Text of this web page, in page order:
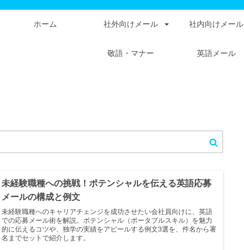
ホーム 社外向けメール 社内向けメール
敬語・マナー 英語メール
未経験職種への挑戦！ポテンシャルを伝える英語応募
メールの構成と例文
未経験職種へのキャリアチェンジを成功させたい会社員向けに、英語
での応募メール術を解説。ポテンシャル（ポータブルスキル）を魅力
的に伝えるコツや、独学の実績をアピールする例文3選を、件名から署
名までセットで紹介します。